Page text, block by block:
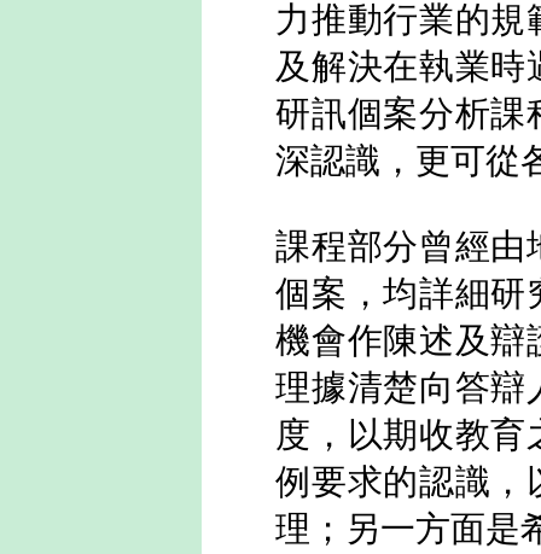
力推動行業的規
及解決在執業時
研訊個案分析課
深認識，更可從
課程部分曾經由
個案，均詳細研
機會作陳述及辯
理據清楚向答辯
度，以期收教育
例要求的認識，
理；另一方面是